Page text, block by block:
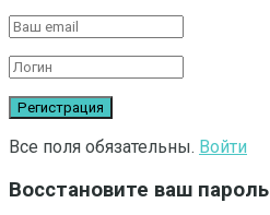
Все поля обязательны. Войти
Восстановите ваш пароль